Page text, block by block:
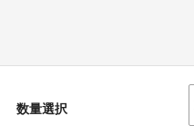
数量選択